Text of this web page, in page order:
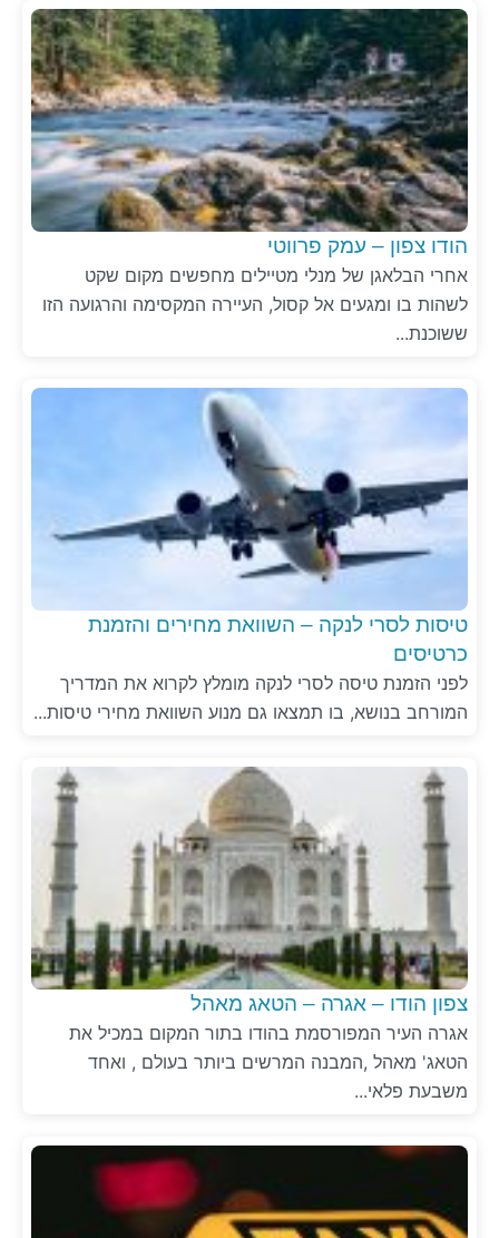
הודו צפון – עמק פרווטי
אחרי הבלאגן של מנלי מטיילים מחפשים מקום שקט
לשהות בו ומגעים אל קסול, העיירה המקסימה והרגועה הזו
ששוכנת...
טיסות לסרי לנקה – השוואת מחירים והזמנת
כרטיסים
לפני הזמנת טיסה לסרי לנקה מומלץ לקרוא את המדריך
המורחב בנושא, בו תמצאו גם מנוע השוואת מחירי טיסות...
צפון הודו – אגרה – הטאג מאהל
אגרה העיר המפורסמת בהודו בתור המקום במכיל את
הטאג' מאהל ,המבנה המרשים ביותר בעולם , ואחד
משבעת פלאי...